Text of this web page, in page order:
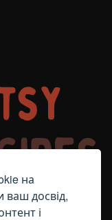
на
досвід,
і